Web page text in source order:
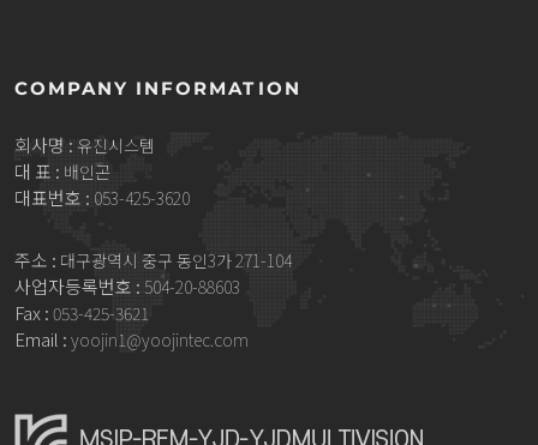
COMPANY INFORMATION
회사명 : 유진시스템
대 표 : 배인곤
대표번호 : 053-425-3620
주소 : 대구광역시 중구 동인3가 271-104
사업자등록번호 : 504-20-88603
Fax : 053-425-3621
Email : yoojin1@yoojintec.com